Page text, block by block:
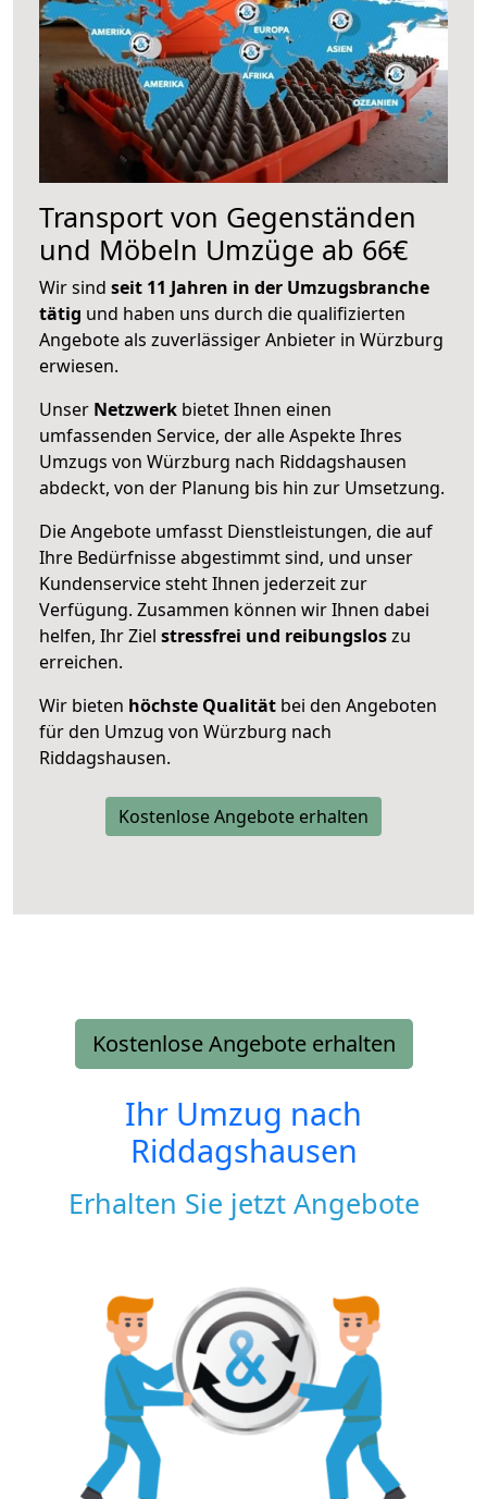
Transport von Gegenständen
und Möbeln Umzüge ab 66€
Wir sind seit 11 Jahren in der Umzugsbranche
tätig und haben uns durch die qualifizierten
Angebote als zuverlässiger Anbieter in Würzburg
erwiesen.
Unser Netzwerk bietet Ihnen einen
umfassenden Service, der alle Aspekte Ihres
Umzugs von Würzburg nach Riddagshausen
abdeckt, von der Planung bis hin zur Umsetzung.
Die Angebote umfasst Dienstleistungen, die auf
Ihre Bedürfnisse abgestimmt sind, und unser
Kundenservice steht Ihnen jederzeit zur
Verfügung. Zusammen können wir Ihnen dabei
helfen, Ihr Ziel stressfrei und reibungsloszu
erreichen.
Wir bieten höchste Qualität bei den Angeboten
für den Umzug von Würzburg nach
Riddagshausen.
Kostenlose Angebote erhalten
Kostenlose Angebote erhalten
Ihr Umzug nach
Riddagshausen
Erhalten Sie jetzt Angebote